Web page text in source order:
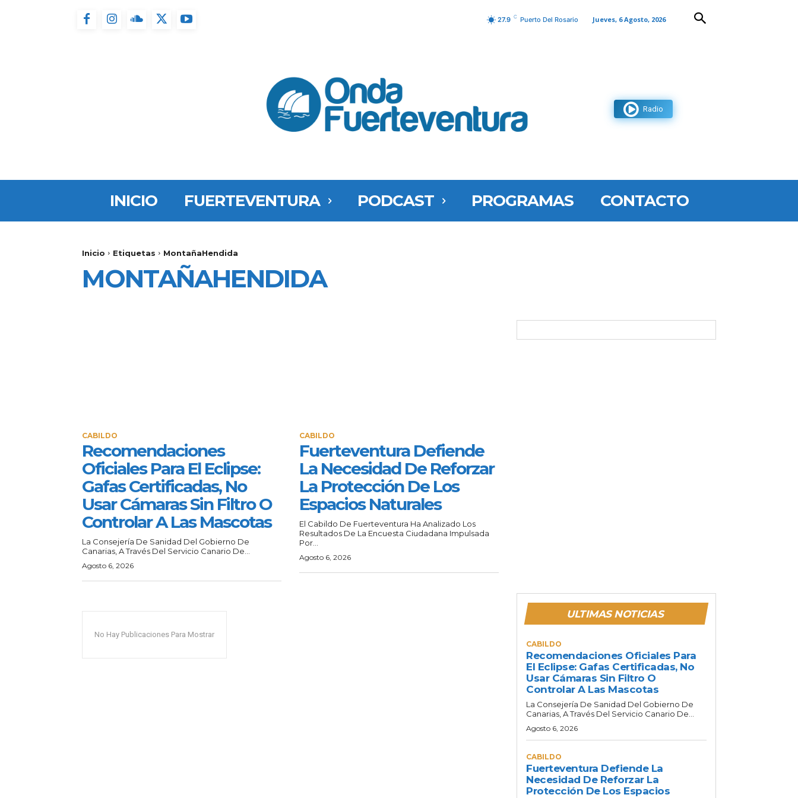
27.9 C Puerto Del Rosario Jueves, 6 Agosto, 2026
Radio
INICIO FUERTEVENTURA PODCAST PROGRAMAS CONTACTO
Inicio Etiquetas MontañaHendida
MONTAÑAHENDIDA
CABILDO
Recomendaciones
Oficiales Para El Eclipse:
Gafas Certificadas, No
Usar Cámaras Sin Filtro O
Controlar A Las Mascotas
La Consejería De Sanidad Del Gobierno De
Canarias, A Través Del Servicio Canario De...
Agosto 6, 2026
CABILDO
Fuerteventura Defiende
La Necesidad De Reforzar
La Protección De Los
Espacios Naturales
El Cabildo De Fuerteventura Ha Analizado Los
Resultados De La Encuesta Ciudadana Impulsada
Por...
Agosto 6, 2026
No Hay Publicaciones Para Mostrar
ULTIMAS NOTICIAS
CABILDO
Recomendaciones Oficiales Para
El Eclipse: Gafas Certificadas, No
Usar Cámaras Sin Filtro O
Controlar A Las Mascotas
La Consejería De Sanidad Del Gobierno De
Canarias, A Través Del Servicio Canario De...
Agosto 6, 2026
CABILDO
Fuerteventura Defiende La
Necesidad De Reforzar La
Protección De Los Espacios